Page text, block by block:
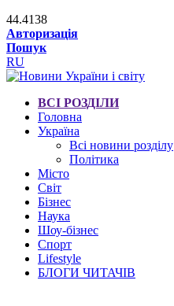
44.4138
Авторизація
Пошук
RU
ВСІ РОЗДІЛИ
Головна
Україна
Всі новини розділу
Політика
Місто
Світ
Бізнес
Наука
Шоу-бізнес
Спорт
Lifestyle
БЛОГИ ЧИТАЧІВ